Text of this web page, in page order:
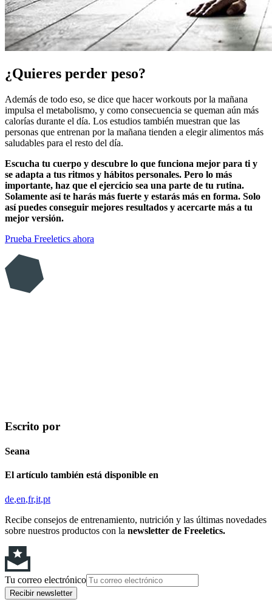
¿Quieres perder peso?
Además de todo eso, se dice que hacer workouts por la mañana
impulsa el metabolismo, y como consecuencia se queman aún más
calorías durante el día. Los estudios también muestran que las
personas que entrenan por la mañana tienden a elegir alimentos más
saludables para el resto del día.
Escucha tu cuerpo y descubre lo que funciona mejor para ti y
se adapta a tus ritmos y hábitos personales. Pero lo más
importante, haz que el ejercicio sea una parte de tu rutina.
Solamente así te harás más fuerte y estarás más en forma. Solo
así puedes conseguir mejores resultados y acercarte más a tu
mejor versión.
Prueba Freeletics ahora
Escrito por
Seana
El artículo también está disponible en
de en fr it pt
Recibe consejos de entrenamiento, nutrición y las últimas novedades
sobre nuestros productos con la newsletter de Freeletics.
Tu correo electrónico
Recibir newsletter